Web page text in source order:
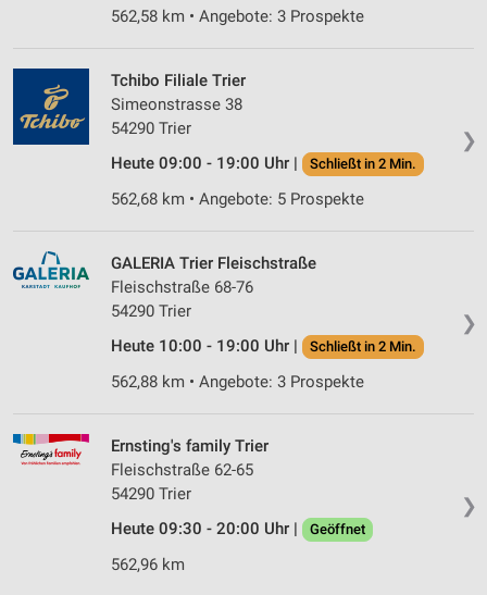
562,58 km • Angebote: 3 Prospekte
❯
Tchibo Filiale Trier
Simeonstrasse 38
54290 Trier
Heute 09:00 - 19:00 Uhr |
Schließt in 2 Min.
562,68 km • Angebote: 5 Prospekte
❯
GALERIA Trier Fleischstraße
Fleischstraße 68-76
54290 Trier
Heute 10:00 - 19:00 Uhr |
Schließt in 2 Min.
562,88 km • Angebote: 3 Prospekte
❯
Ernsting's family Trier
Fleischstraße 62-65
54290 Trier
Heute 09:30 - 20:00 Uhr |
Geöffnet
562,96 km